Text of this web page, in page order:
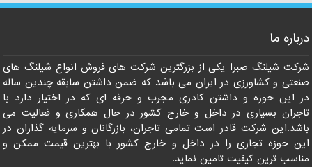
درباره ما
شرکت شیلنگ صبرا یکی از بزرگترین شرکت های فروش انواع شیلنگ های
صنعتی و کشاورزی در ایران می باشد که ضمن داشتن سابقه چندین ساله
در این حوزه و داشتن کادری مجرب و حرفه ای که در اختیار دارد با
تاجران بسیاری در داخل و خارج کشور در حال همکاری و فعالیت می
باشد.این شرکت قادر است تمامی تاجران، بازرگانان و سرمایه گذاران در
این حوزه تجاری را در داخل و خارج کشور با بهترین قیمت ممکن و
مناسب ترین کیفیت تامین نماید.